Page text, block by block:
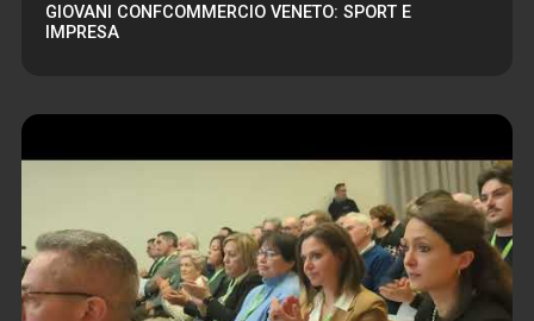
GIOVANI CONFCOMMERCIO VENETO: SPORT E
IMPRESA